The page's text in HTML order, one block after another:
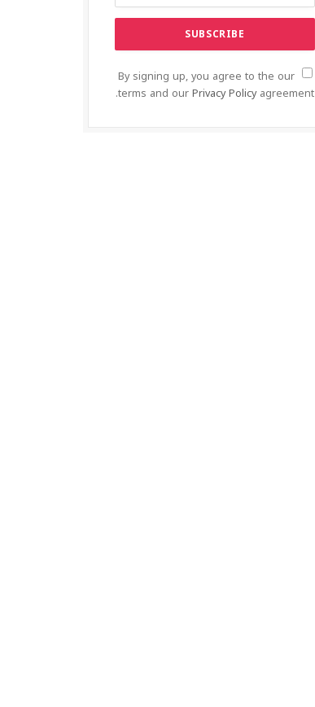
By signing up, you agree to the our
terms and ourPrivacy Policyagreement.